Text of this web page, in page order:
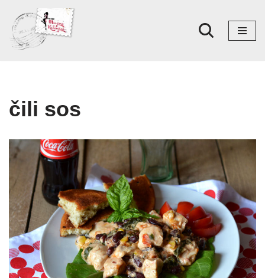
Skoči
na
čili sos